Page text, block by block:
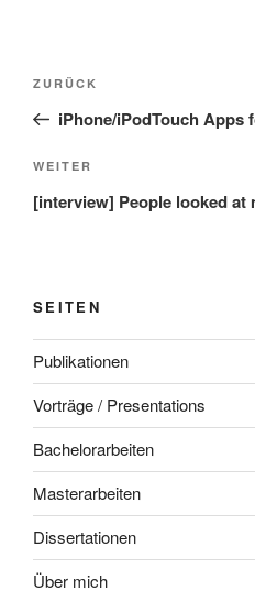
Beitragsnavigation
Vorheriger
Beitrag
ZURÜCK
iPhone/iPodTouch Apps
Nächster
Beitrag
WEITER
[interview] People looked at
SEITEN
Publikationen
Vorträge / Presentations
Bachelorarbeiten
Masterarbeiten
Dissertationen
Über mich